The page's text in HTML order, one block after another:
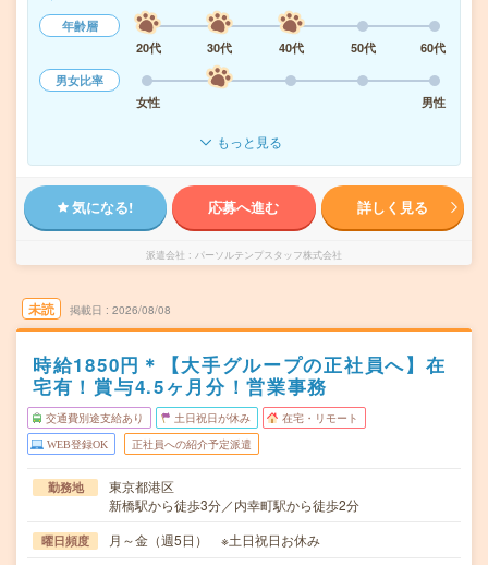
年齢層
20代
30代 40代 50代
60代
男女比率
女性
男性
もっと見る
気になる! 応募へ進む 詳しく見る
派遣会社 パーソルテンプスタッフ株式会社
未読 掲載日 2026/08/08
時給1850円＊【大手グループの正社員へ】在
宅有！賞与4.5ヶ月分！営業事務
交通費別途支給あり 土日祝日が休み 在宅・リモート
WEB登録OK 正社員への紹介予定派遣
勤務地
東京都港区
新橋駅から徒歩3分／内幸町駅から徒歩2分
曜日頻度 月～金（週5日） ※土日祝日お休み